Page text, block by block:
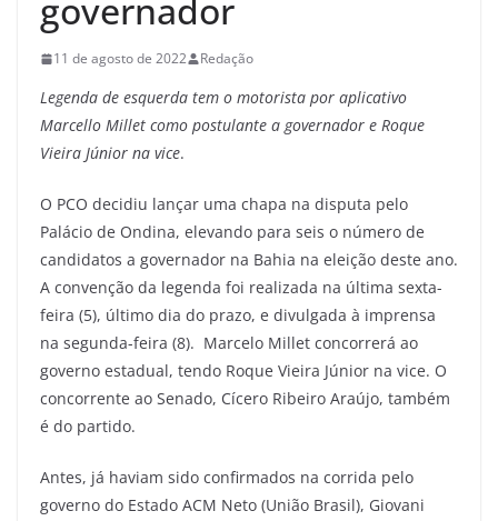
governador
11 de agosto de 2022 Redação
Legenda de esquerda tem o motorista por aplicativo
Marcello Millet como postulante a governador e Roque
Vieira Júnior na vice.
O PCO decidiu lançar uma chapa na disputa pelo
Palácio de Ondina, elevando para seis o número de
candidatos a governador na Bahia na eleição deste ano.
A convenção da legenda foi realizada na última sexta-
feira (5), último dia do prazo, e divulgada à imprensa
na segunda-feira (8). Marcelo Millet concorrerá ao
governo estadual, tendo Roque Vieira Júnior na vice. O
concorrente ao Senado, Cícero Ribeiro Araújo, também
é do partido.
Antes, já haviam sido confirmados na corrida pelo
governo do Estado ACM Neto (União Brasil), Giovani